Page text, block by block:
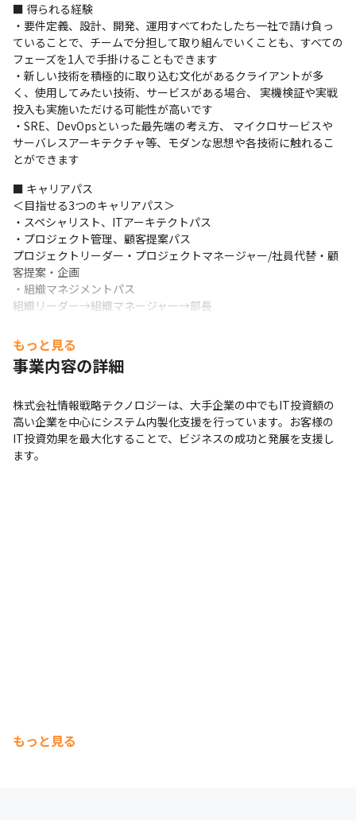
■ 得られる経験
・要件定義、設計、開発、運用すべてわたしたち一社で請け負っ
ていることで、チームで分担して取り組んでいくことも、すべての
フェーズを1人で手掛けることもできます
・新しい技術を積極的に取り込む文化があるクライアントが多
く、使用してみたい技術、サービスがある場合、 実機検証や実戦
投入も実施いただける可能性が高いです
・SRE、DevOpsといった最先端の考え方、 マイクロサービスや
サーバレスアーキテクチャ等、モダンな思想や各技術に触れるこ
とができます
■ キャリアパス
＜目指せる3つのキャリアパス＞
・スペシャリスト、ITアーキテクトパス
・プロジェクト管理、顧客提案パス
プロジェクトリーダー・プロジェクトマネージャー/社員代替・顧
客提案・企画
・組織マネジメントパス
組織リーダー→組織マネージャー→部長
もっと見る
事業内容の詳細
株式会社情報戦略テクノロジーは、大手企業の中でもIT投資額の
高い企業を中心にシステム内製化支援を行っています。お客様の
IT投資効果を最大化することで、ビジネスの成功と発展を支援し
ます。
もっと見る